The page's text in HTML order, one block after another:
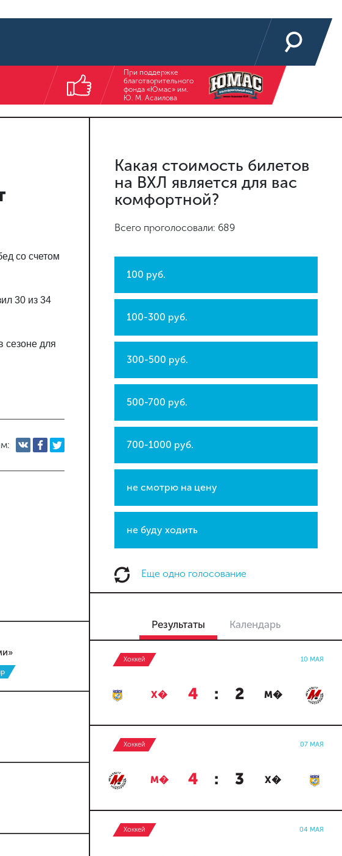
При поддержке
благотворительного
фонда «Юмас» им.
Ю. М. Асаилова
со счетом
30 из 34
сезоне для
Какая стоимость билетов
на ВХЛ является для вас
комфортной?
Всего проголосовали: 689
100 руб.
100-300 руб.
300-500 руб.
500-700 руб.
700-1000 руб.
не смотрю на цену
не буду ходить
Еще одно голосование
Результаты Календарь
Хоккей 10 МАЯ
Х� 4 : 2 М�
Хоккей 07 МАЯ
М� 4 : 3 Х�
Хоккей 04 МАЯ